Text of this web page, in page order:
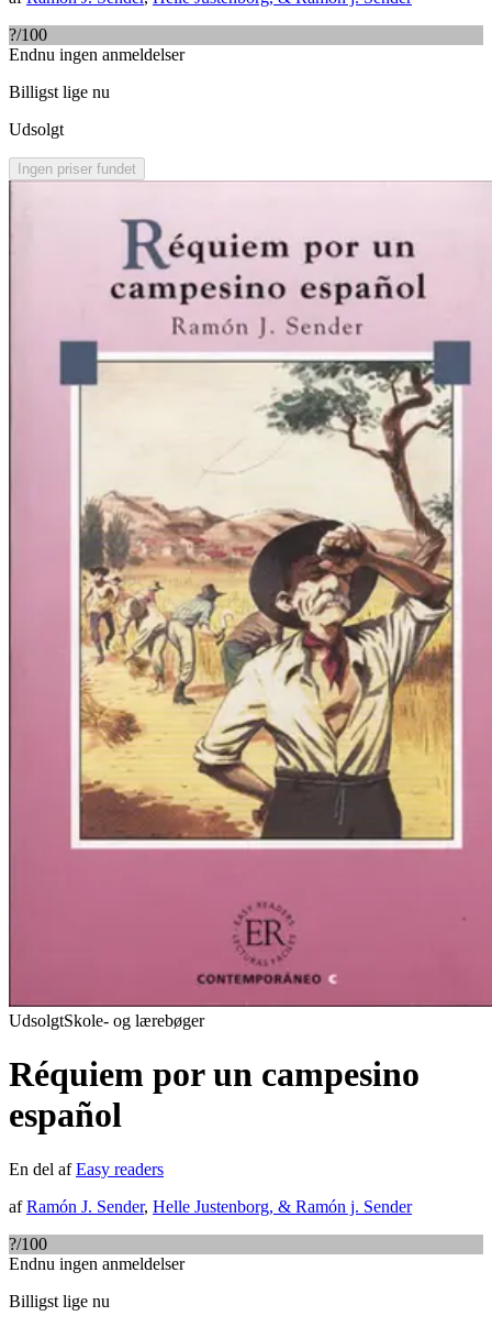
?/100
Endnu ingen anmeldelser
Billigst lige nu
Udsolgt
Ingen priser fundet
UdsolgtSkole- og lærebøger
Réquiem por un campesino
español
En del af Easy readers
afRamón J. Sender, Helle Justenborg, & Ramón j. Sender
?/100
Endnu ingen anmeldelser
Billigst lige nu